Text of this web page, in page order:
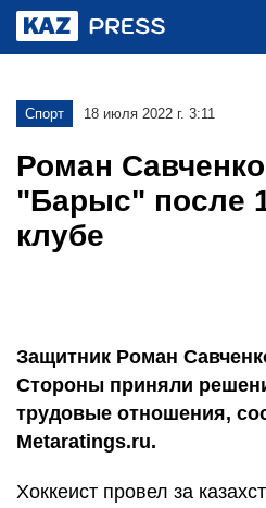
Спорт 18 июля 2022 г. 3:11
Роман
"Барыс" после
клубе
Защитник Роман
Стороны приняли
трудовые отношения,
Metaratings.ru.
Хоккеист провел за